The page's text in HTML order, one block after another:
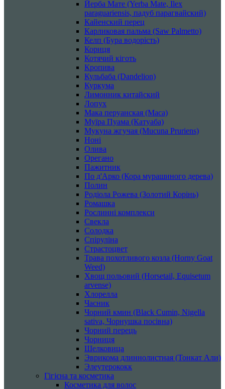
Йерба Мате (Yerba Mate, Ilex
paraguariensis, падуб парагвайский)
Кайенский перец
Карликовая пальма (Saw Palmetto)
Келп (Бура водорість)
Кориця
Котячий кіготь
Кропива
Кульбаба (Dandelion)
Куркума
Лимонник китайский
Лопух
Мака перуанская (Maca)
Муїра Пуама (Катуаба)
Мукуна жгучая (Mucuna Pruriens)
Ноні
Олива
Орегано
Пажитник
По д'Арко (Кора мурашиного дерева)
Полин
Родіола Рожева (Золотий Корінь)
Ромашка
Рослинні комплекси
Свекла
Солодка
Спіруліна
Страстоцвет
Трава похотливого козла (Horny Goat
Weed)
Хвощ польовий (Horsetail, Equisetum
arvense)
Хлорелла
Часник
Чорний кмин (Black Cumin, Nigella
sativa, Чорнушка посівна)
Чорний перець
Чорниця
Шелковица
Эврикома длиннолистная (Тонкат Али)
Элеутерококк
Гігієна та косметика
Косметика для волос